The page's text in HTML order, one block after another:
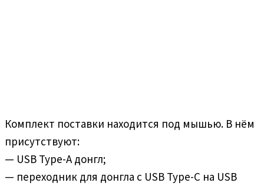
Комплект поставки находится под мышью. В нём
присутствуют:
— USB Type-A донгл;
— переходник для донгла с USB Type-C на USB